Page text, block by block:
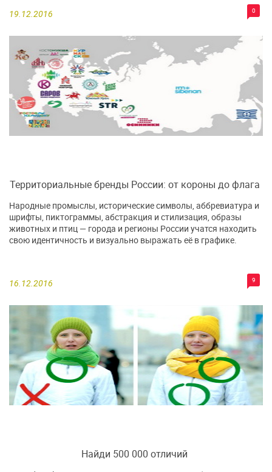
19.12.2016 0
Территориальные бренды России: от короны до флага
16.12.2016 9
Народные промыслы, исторические символы, аббревиатура и
шрифты, пиктограммы, абстракция и стилизация, образы
животных и птиц — города и регионы России учатся находить
свою идентичность и визуально выражать её в графике.
Найди 500 000 отличий